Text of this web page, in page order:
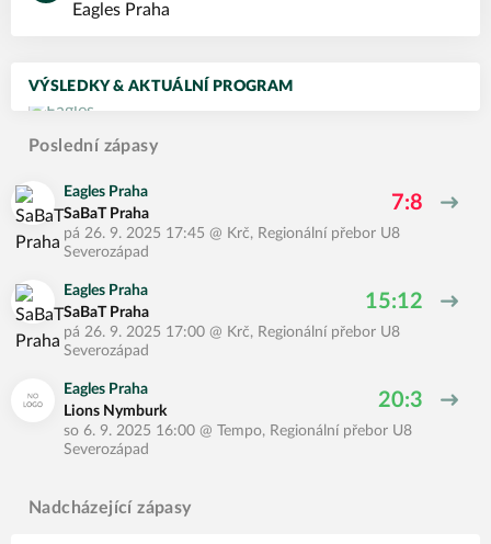
Eagles Praha
VÝSLEDKY & AKTUÁLNÍ PROGRAM
Poslední zápasy
Eagles Praha
SaBaT Praha
7:8
pá 26. 9. 2025 17:45 @ Krč, Regionální přebor U8
Severozápad
Eagles Praha
SaBaT Praha
15:12
pá 26. 9. 2025 17:00 @ Krč, Regionální přebor U8
Severozápad
Eagles Praha
Lions Nymburk
20:3
so 6. 9. 2025 16:00 @ Tempo, Regionální přebor U8
Severozápad
Nadcházející zápasy